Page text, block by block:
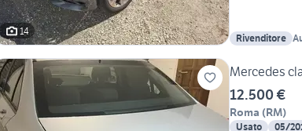
14
Rivenditore
Mercedes
12.500 €
Roma (RM)
Usato 05/